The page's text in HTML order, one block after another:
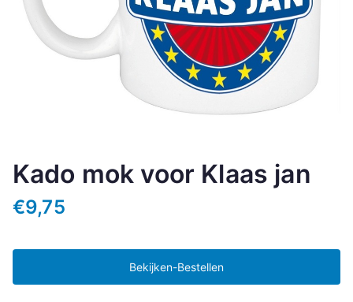
Kado mok voor Klaas jan
€9,75
Bekijken-Bestellen